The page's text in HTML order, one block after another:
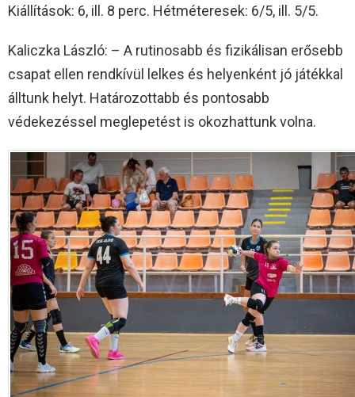
Kiállítások: 6, ill. 8 perc. Hétméteresek: 6/5, ill. 5/5.
Kaliczka László: – A rutinosabb és fizikálisan erősebb
csapat ellen rendkívül lelkes és helyenként jó játékkal
álltunk helyt. Határozottabb és pontosabb
védekezéssel meglepetést is okozhattunk volna.